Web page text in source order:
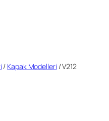
/ Kapak Modelleri / V212